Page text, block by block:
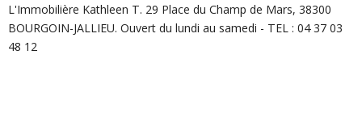
L'Immobilière Kathleen T. 29 Place du Champ de Mars, 38300
BOURGOIN-JALLIEU. Ouvert du lundi au samedi - TEL : 04 37 03
48 12